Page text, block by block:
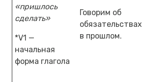
«пришлось
сделать»
*V1 —
начальная
форма глагола
Говорим об
обязательствах
в прошлом.